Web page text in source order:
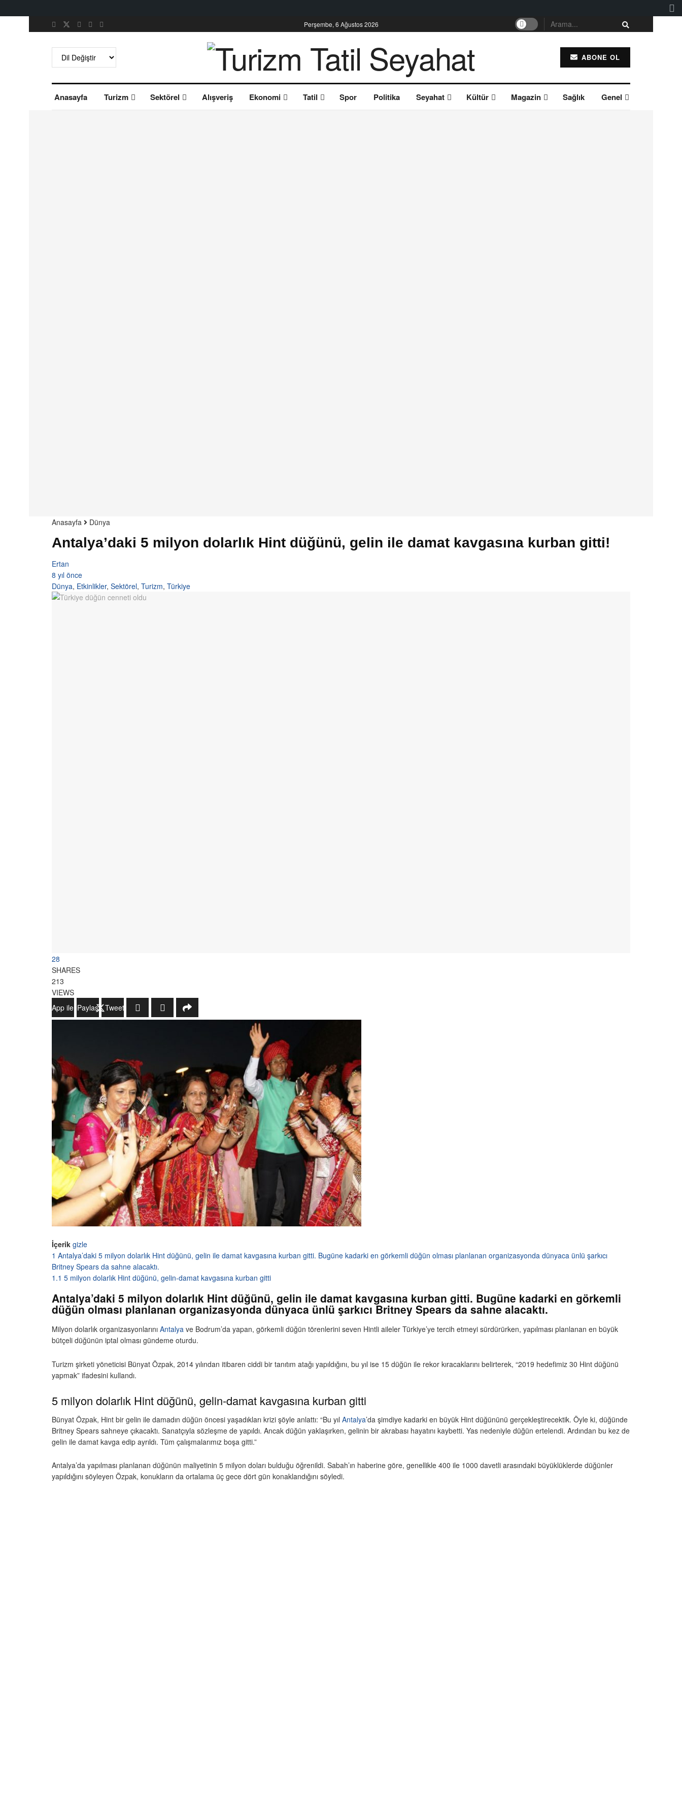
Perşembe, 6 Ağustos 2026
ABONE OL
Anasayfa Turizm Sektörel Alışveriş Ekonomi Tatil Spor Politika Seyahat Kültür Magazin Sağlık Genel
Anasayfa Dünya
Antalya’daki 5 milyon dolarlık Hint düğünü, gelin ile damat kavgasına kurban gitti!
Ertan
8 yıl önce
Dünya, Etkinlikler, Sektörel, Turizm, Türkiye
28
SHARES
213
VIEWS
WhatsApp ile Gönder
Paylaş Tweetle
İçerik gizle
1 Antalya’daki 5 milyon dolarlık Hint düğünü, gelin ile damat kavgasına kurban gitti. Bugüne kadarki en görkemli düğün olması planlanan organizasyonda dünyaca ünlü şarkıcı
Britney Spears da sahne alacaktı.
1.1 5 milyon dolarlık Hint düğünü, gelin-damat kavgasına kurban gitti
Antalya’daki 5 milyon dolarlık Hint düğünü, gelin ile damat kavgasına kurban gitti. Bugüne kadarki en görkemli
düğün olması planlanan organizasyonda dünyaca ünlü şarkıcı Britney Spears da sahne alacaktı.
Milyon dolarlık organizasyonlarını Antalya ve Bodrum’da yapan, görkemli düğün törenlerini seven Hintli aileler Türkiye’ye tercih etmeyi sürdürürken, yapılması planlanan en büyük
bütçeli düğünün iptal olması gündeme oturdu.
Turizm şirketi yöneticisi Bünyat Özpak, 2014 yılından itibaren ciddi bir tanıtım atağı yapıldığını, bu yıl ise 15 düğün ile rekor kıracaklarını belirterek, “2019 hedefimiz 30 Hint düğünü
yapmak” ifadesini kullandı.
5 milyon dolarlık Hint düğünü, gelin-damat kavgasına kurban gitti
Bünyat Özpak, Hint bir gelin ile damadın düğün öncesi yaşadıkları krizi şöyle anlattı: “Bu yıl Antalya’da şimdiye kadarki en büyük Hint düğününü gerçekleştirecektik. Öyle ki, düğünde
Britney Spears sahneye çıkacaktı. Sanatçıyla sözleşme de yapıldı. Ancak düğün yaklaşırken, gelinin bir akrabası hayatını kaybetti. Yas nedeniyle düğün ertelendi. Ardından bu kez de
gelin ile damat kavga edip ayrıldı. Tüm çalışmalarımız boşa gitti.”
Antalya’da yapılması planlanan düğünün maliyetinin 5 milyon doları bulduğu öğrenildi. Sabah’ın haberine göre, genellikle 400 ile 1000 davetli arasındaki büyüklüklerde düğünler
yapıldığını söyleyen Özpak, konukların da ortalama üç gece dört gün konaklandığını söyledi.